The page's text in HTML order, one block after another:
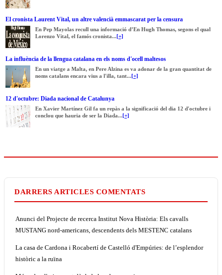
El cronista Laurent Vital, un altre valencià emmascarat per la censura
En Pep Mayolas recull una informació d’En Hugh Thomas, segons el qual
Lorenzo Vital, el famós cronista...[+]
La influència de la llengua catalana en els noms d'ocell maltesos
En un viatge a Malta, en Pere Alzina es va adonar de la gran quantitat de
noms catalans encara vius a l'illa, tant...[+]
12 d'octubre: Diada nacional de Catalunya
En Xavier Martínez Gil fa un repàs a la significació del dia 12 d'octubre i
conclou que hauria de ser la Diada...[+]
DARRERS ARTICLES COMENTATS
Anunci del Projecte de recerca Institut Nova Història: Els cavalls
MUSTANG nord-americans, descendents dels MESTENC catalans
La casa de Cardona i Rocabertí de Castelló d'Empúries: de l’esplendor
històric a la ruïna